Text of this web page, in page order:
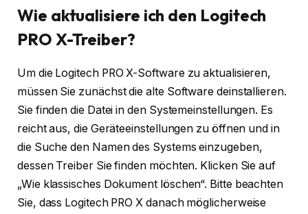
Wie aktualisiere ich den Logitech
PRO X-Treiber?
Um die Logitech PRO X-Software zu aktualisieren,
müssen Sie zunächst die alte Software deinstallieren.
Sie finden die Datei in den Systemeinstellungen. Es
reicht aus, die Geräteeinstellungen zu öffnen und in
die Suche den Namen des Systems einzugeben,
dessen Treiber Sie finden möchten. Klicken Sie auf
„Wie klassisches Dokument löschen“. Bitte beachten
Sie, dass Logitech PRO X danach möglicherweise